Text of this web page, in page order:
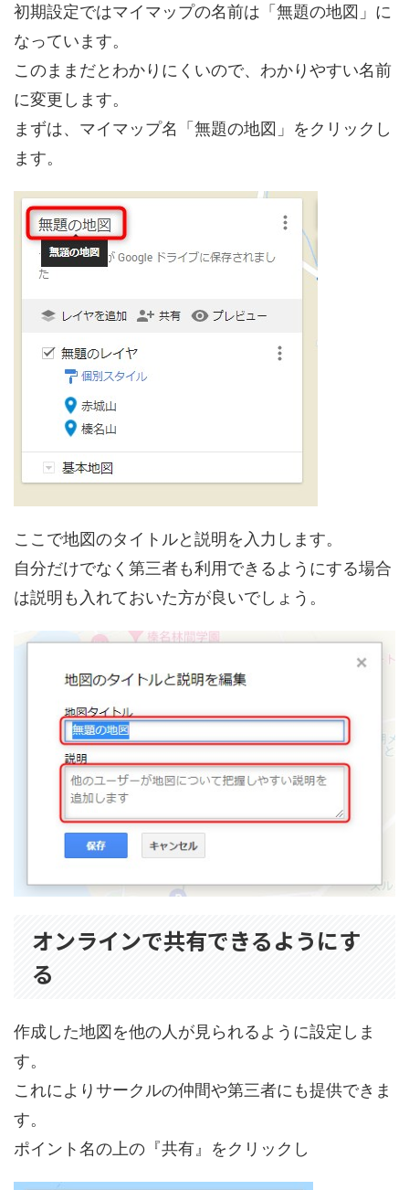
初期設定ではマイマップの名前は「無題の地図」に
なっています。
このままだとわかりにくいので、わかりやすい名前
に変更します。
まずは、マイマップ名「無題の地図」をクリックし
ます。
ここで地図のタイトルと説明を入力します。
自分だけでなく第三者も利用できるようにする場合
は説明も入れておいた方が良いでしょう。
オンラインで共有できるようにす
る
作成した地図を他の人が見られるように設定しま
す。
これによりサークルの仲間や第三者にも提供できま
す。
ポイント名の上の『共有』をクリックし